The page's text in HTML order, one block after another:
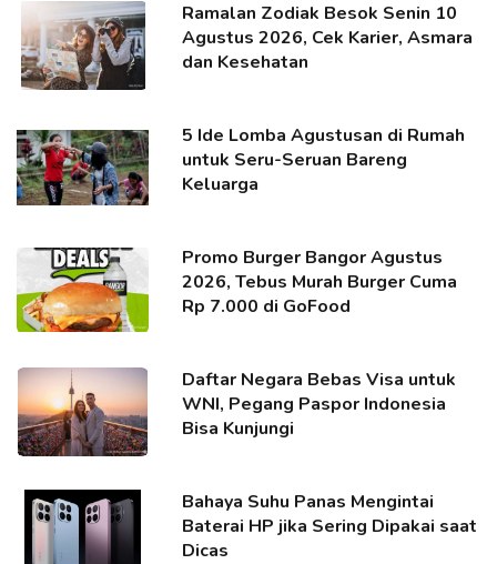
Ramalan Zodiak Besok Senin 10
Agustus 2026, Cek Karier, Asmara
dan Kesehatan
5 Ide Lomba Agustusan di Rumah
untuk Seru-Seruan Bareng
Keluarga
Promo Burger Bangor Agustus
2026, Tebus Murah Burger Cuma
Rp 7.000 di GoFood
Daftar Negara Bebas Visa untuk
WNI, Pegang Paspor Indonesia
Bisa Kunjungi
Bahaya Suhu Panas Mengintai
Baterai HP jika Sering Dipakai saat
Dicas